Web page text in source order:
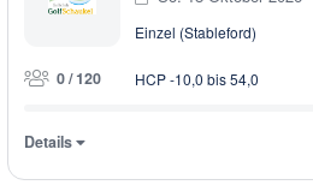
Einzel (Stableford)
0 / 120 HCP -10,0 bis 54,0
Details